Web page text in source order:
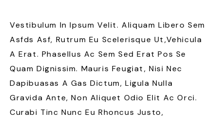
Vestibulum In Ipsum Velit. Aliquam Libero Sem
Asfds Asf, Rutrum Eu Scelerisque Ut,vehicula
A Erat. Phasellus Ac Sem Sed Erat Pos Se
Quam Dignissim. Mauris Feugiat, Nisi Nec
Dapibuasas A Gas Dictum, Ligula Nulla
Gravida Ante, Non Aliquet Odio Elit Ac Orci.
Curabi Tinc Nunc Eu Rhoncus Justo,